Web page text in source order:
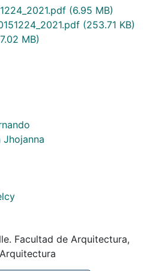
(6.95 MB)
(253.71 KB)
MB)
Jhojanna
Facultad de Arquitectura,